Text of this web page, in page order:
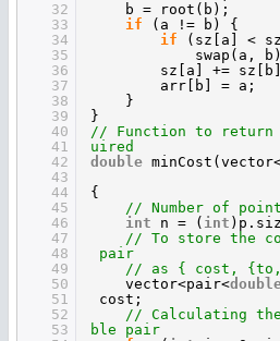
32
33
34
35
36
37
38
39
40
41
42
43
44
45
46
47
48
49
50
51
52
53
b = root(b);
if
(a != b) {
if
(sz[a] <
swap(a,
sz[a] +=
arr[b] = a;
}
}
// Function to return
uired
double
{
// Number of
int
n = ( int
// To store the
pair
// as { cost,
vector<pair<
cost;
// Calculating
ble pair